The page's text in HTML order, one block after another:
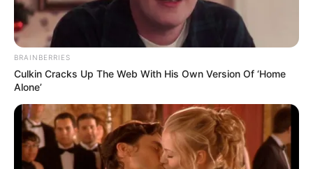
ΤΑ ΠΙΟ ΔΗΜΟΦΙΛΗ
BRAINBERRIES
Culkin Cracks Up The Web With His Own Version Of ‘Home
Alone’